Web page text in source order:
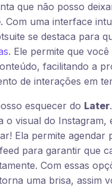
que não posso
. Com uma interface
se destaca para
. Ele permite que
facilitando a
de interações em
esquecer do Later
o visual do Instagram,
Ela permite agendar
para garantir que
Com essas
uma brisa, assim